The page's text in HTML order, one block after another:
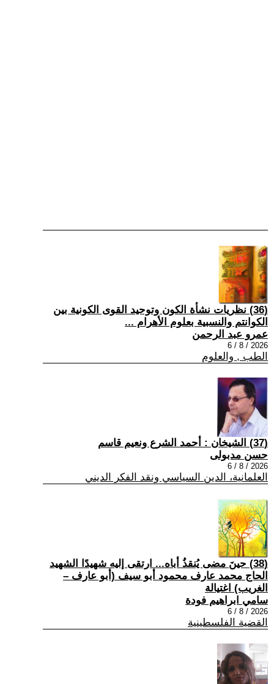
(36) نظريات نشأة الكون وتوحيد القوى الكونية بين
الكوانتم والنسبية بعلوم الأهرام ...
عمرو عبد الرحمن
2026 / 8 / 6
الطب , والعلوم
(37) الشيخان : أحمد الشرع ونعيم قاسم
حسن مدبولى
2026 / 8 / 6
العلمانية، الدين السياسي ونقد الفكر الديني
(38) حينَ مضى يُنقذُ أباه... ارتقى إليه شهيدًا الشهيد
الحاج محمد عارف محمود أبو سيف (أبو عارف –
الغريب) اغتيالة
سامي ابراهيم فودة
2026 / 8 / 6
القضية الفلسطينية